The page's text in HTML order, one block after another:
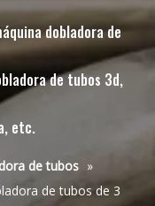
dobladora de
de tubos 3d,
etc.
de tubos »
de tubos de 3